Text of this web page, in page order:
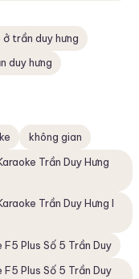
ở trần duy hưng
duy hưng
không gian
Trần Duy Hưng
Trần Duy Hưng I
Plus Số 5 Trần Duy
Plus Số 5 Trần Duy